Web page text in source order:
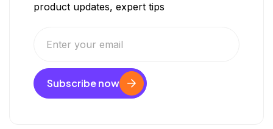
product updates, expert tips
Subscribe now